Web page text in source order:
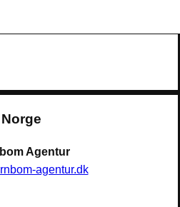
Norge
Agentur
agentur.dk